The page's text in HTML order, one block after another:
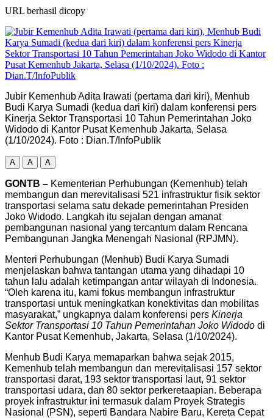
URL berhasil dicopy
Jubir Kemenhub Adita Irawati (pertama dari kiri), Menhub
Budi Karya Sumadi (kedua dari kiri) dalam konferensi pers
Kinerja Sektor Transportasi 10 Tahun Pemerintahan Joko
Widodo di Kantor Pusat Kemenhub Jakarta, Selasa
(1/10/2024). Foto : Dian.T/InfoPublik
A A A
GONTB – Kementerian Perhubungan (Kemenhub) telah
membangun dan merevitalisasi 521 infrastruktur fisik sektor
transportasi selama satu dekade pemerintahan Presiden
Joko Widodo. Langkah itu sejalan dengan amanat
pembangunan nasional yang tercantum dalam Rencana
Pembangunan Jangka Menengah Nasional (RPJMN).
Menteri Perhubungan (Menhub) Budi Karya Sumadi
menjelaskan bahwa tantangan utama yang dihadapi 10
tahun lalu adalah ketimpangan antar wilayah di Indonesia.
“Oleh karena itu, kami fokus membangun infrastruktur
transportasi untuk meningkatkan konektivitas dan mobilitas
masyarakat,” ungkapnya dalam konferensi pers Kinerja
Sektor Transportasi 10 Tahun Pemerintahan Joko Widodo di
Kantor Pusat Kemenhub, Jakarta, Selasa (1/10/2024).
Menhub Budi Karya memaparkan bahwa sejak 2015,
Kemenhub telah membangun dan merevitalisasi 157 sektor
transportasi darat, 193 sektor transportasi laut, 91 sektor
transportasi udara, dan 80 sektor perkeretaapian. Beberapa
proyek infrastruktur ini termasuk dalam Proyek Strategis
Nasional (PSN), seperti Bandara Nabire Baru, Kereta Cepat